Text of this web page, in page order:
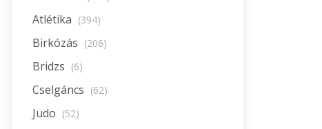
Atlétika (394)
Birkózás (206)
Bridzs (6)
Cselgáncs (62)
Judo (52)